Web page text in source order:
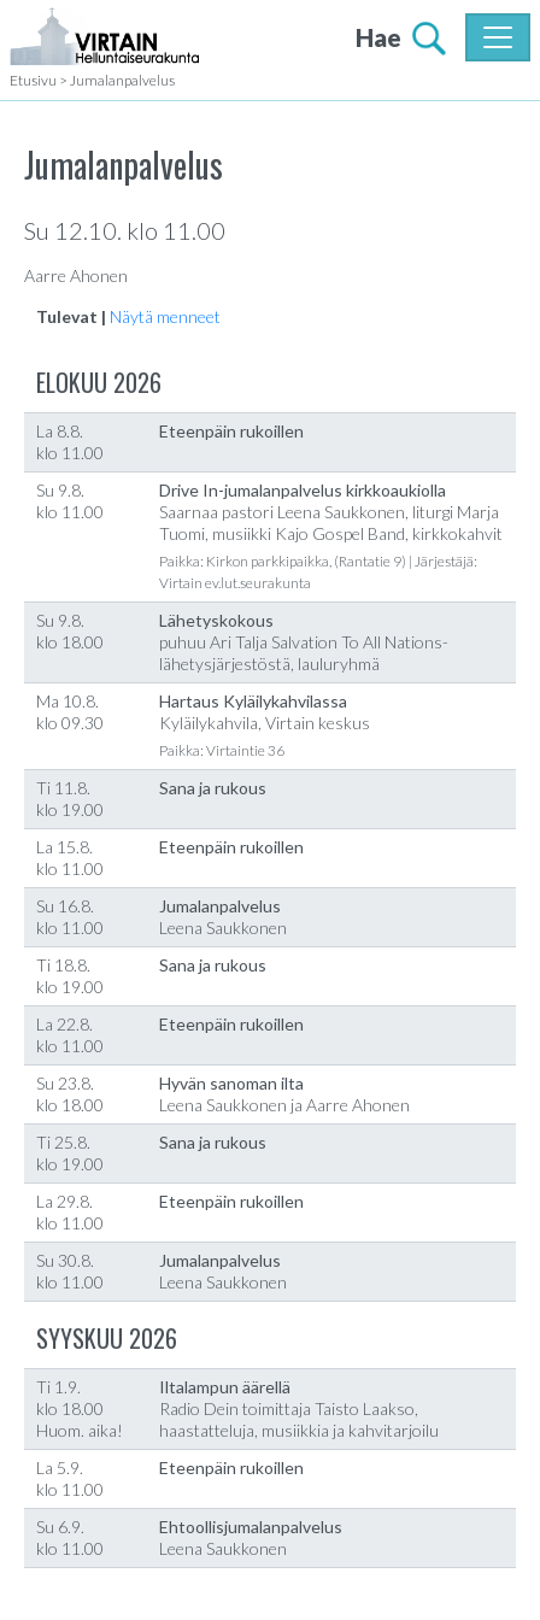
Hae
Etusivu > Jumalanpalvelus
Jumalanpalvelus
Su 12.10. klo 11.00
Aarre Ahonen
Tulevat | Näytä menneet
ELOKUU 2026
La 8.8.
klo 11.00
Eteenpäin rukoillen
Su 9.8.
klo 11.00
Drive In-jumalanpalvelus kirkkoaukiolla
Saarnaa pastori Leena Saukkonen, liturgi Marja
Tuomi, musiikki Kajo Gospel Band, kirkkokahvit
Paikka: Kirkon parkkipaikka, (Rantatie 9) | Järjestäjä:
Virtain ev.lut.seurakunta
Su 9.8.
klo 18.00
Lähetyskokous
puhuu Ari Talja Salvation To All Nations-
lähetysjärjestöstä, lauluryhmä
Ma 10.8.
klo 09.30
Hartaus Kyläilykahvilassa
Kyläilykahvila, Virtain keskus
Paikka: Virtaintie 36
Ti 11.8.
klo 19.00
Sana ja rukous
La 15.8.
klo 11.00
Eteenpäin rukoillen
Su 16.8.
klo 11.00
Jumalanpalvelus
Leena Saukkonen
Ti 18.8.
klo 19.00
Sana ja rukous
La 22.8.
klo 11.00
Eteenpäin rukoillen
Su 23.8.
klo 18.00
Hyvän sanoman ilta
Leena Saukkonen ja Aarre Ahonen
Ti 25.8.
klo 19.00
Sana ja rukous
La 29.8.
klo 11.00
Eteenpäin rukoillen
Su 30.8.
klo 11.00
Jumalanpalvelus
Leena Saukkonen
SYYSKUU 2026
Ti 1.9.
klo 18.00
Huom. aika!
Iltalampun äärellä
Radio Dein toimittaja Taisto Laakso,
haastatteluja, musiikkia ja kahvitarjoilu
La 5.9.
klo 11.00
Eteenpäin rukoillen
Su 6.9.
klo 11.00
Ehtoollisjumalanpalvelus
Leena Saukkonen